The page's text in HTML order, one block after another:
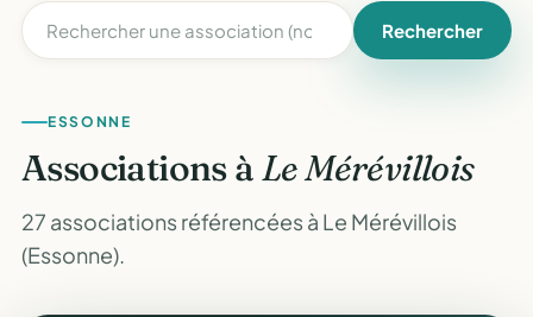
Rechercher
ESSONNE
Associations àLe Mérévillois
27 associations référencées à Le Mérévillois
(Essonne).